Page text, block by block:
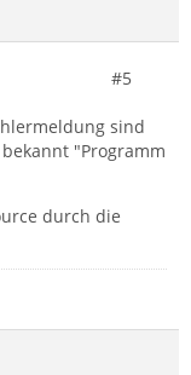
#5
sind
"Programm
durch die